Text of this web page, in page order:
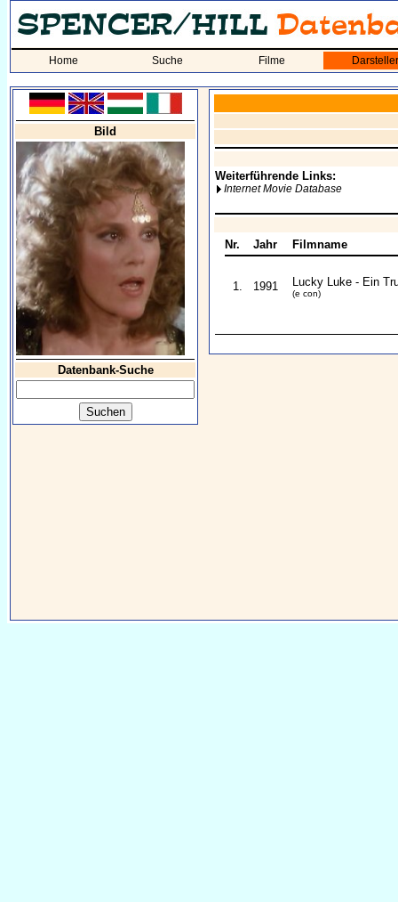
Home Suche Filme Darsteller
Bild
Datenbank-Suche
Weiterführende Links:
Internet Movie Database
Nr. Jahr Filmname
1. 1991 Lucky Luke - Ein
(e con)